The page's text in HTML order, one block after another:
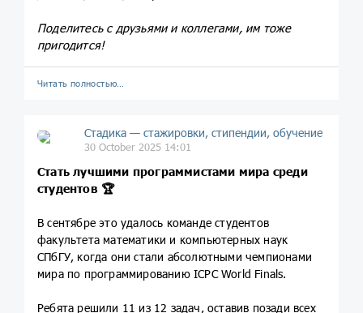
Поделитесь с друзьями и коллегами, им тоже
пригодится!
Читать полностью…
Стадика — стажировки, стипендии, обучение
30 October 2025 14:01
Стать лучшими программистами мира среди
студентов 🏆
В сентябре это удалось команде студентов
факультета математики и компьютерных наук
СПбГУ, когда они стали абсолютными чемпионами
мира по программированию ICPC World Finals.
Ребята решили 11 из 12 задач, оставив позади всех